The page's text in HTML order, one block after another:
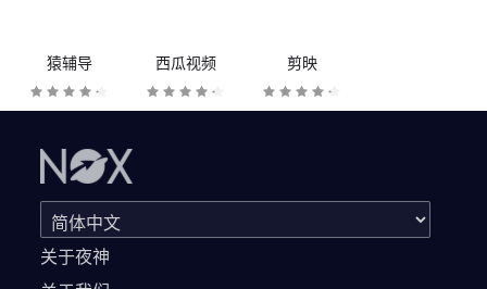
猿辅导 西瓜视频 剪映
关于夜神